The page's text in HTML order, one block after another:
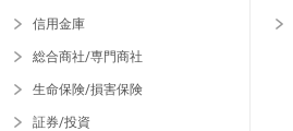
信用金庫
総合商社/専門商社
生命保険/損害保険
証券/投資